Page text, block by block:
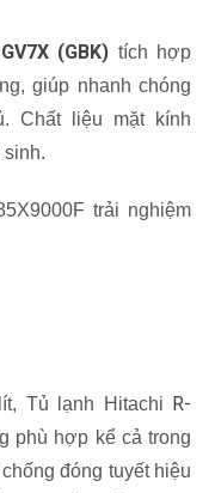
(GBK) tích hợp
giúp nhanh chóng
Chất liệu mặt kính
Tủ lạnh Hitachi
R-
phù hợp kể cả trong
đóng tuyết hiệu